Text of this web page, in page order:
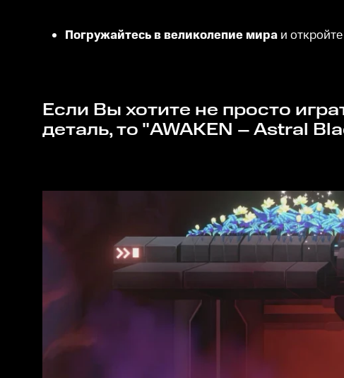
Погружайтесь в великолепие мира и
Если Вы хотите не просто играть, но и обратить внимание на каждый штрих и каждую
деталь, то "AWAKEN – Astral